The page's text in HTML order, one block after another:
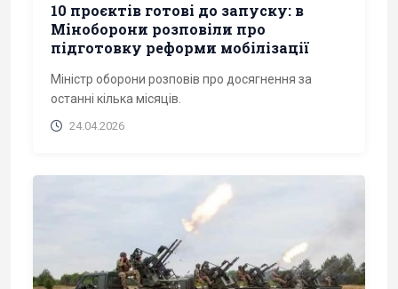
10 проєктів готові до запуску: в
Міноборони розповіли про
підготовку реформи мобілізації
Міністр оборони розповів про досягнення за
останні кілька місяців.
24.04.2026